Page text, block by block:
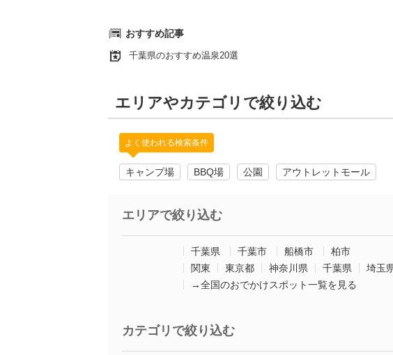
おすすめ記事
千葉県のおすすめ温泉20選
エリアやカテゴリで絞り込む
よく使われる検索条件
キャンプ場 BBQ場 公園 アウトレットモール
エリアで絞り込む
千葉県 千葉市 船橋市
柏市
関東
東京都 神奈川県 千葉県 埼玉
→全国のおでかけスポット一覧を見る
カテゴリで絞り込む